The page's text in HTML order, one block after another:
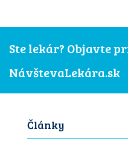
Ste lekár? Objavte
NávštevaLekára.sk
Články